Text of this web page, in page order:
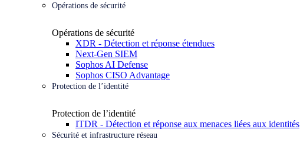
Opérations de sécurité
Opérations de sécurité
XDR - Détection et réponse étendues
Next-Gen SIEM
Sophos AI Defense
Sophos CISO Advantage
Protection de l’identité
Protection de l’identité
ITDR - Détection et réponse aux menaces liées aux identités
Sécurité et infrastructure réseau